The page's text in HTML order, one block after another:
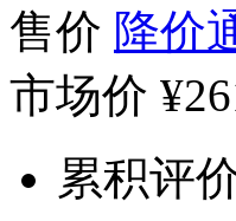
售价 降价
市场价
累积评